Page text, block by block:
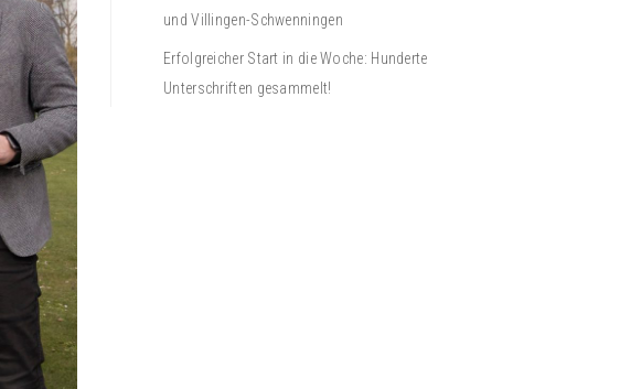
und Villingen-Schwenningen
Erfolgreicher Start in die Woche: Hunderte
Unterschriften gesammelt!